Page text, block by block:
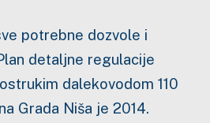
potrebne dozvole i
detaljne regulacije
dalekovodom 110
Grada Niša je 2014.